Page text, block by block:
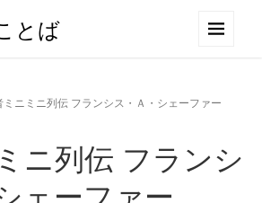
とば
ミニミニ列伝 フランシス・Ａ・シェーファー
ニ列伝 フランシ
ェーファー